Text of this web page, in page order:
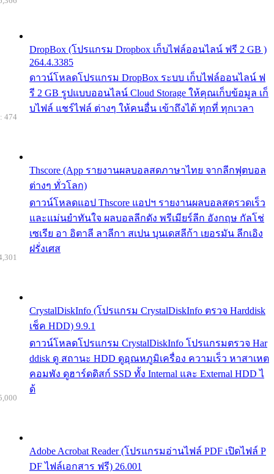
DropBox (โปรแกรม Dropbox เก็บไฟล์ออนไลน์ ฟรี 2 GB )
264.4.3385
ดาวน์โหลดโปรแกรม DropBox ระบบ เก็บไฟล์ออนไลน์ ฟ
รี 2 GB รูปแบบออนไลน์ Cloud Storage ให้คุณเก็บข้อมูล เก็
บไฟล์ แชร์ไฟล์ ต่างๆ ให้คนอื่น เข้าถึงได้ ทุกที่ ทุกเวลา
Thscore (App รายงานผลบอลสดภาษาไทย จากลีกฟุตบอล
ต่างๆ ทั่วโลก)
ดาวน์โหลดแอป Thscore แอปฯ รายงานผลบอลสดรวดเร็ว
และแม่นยำทันใจ ผลบอลลีกดัง พรีเมียร์ลีก อังกฤษ กัลโช่
เซเรีย อา อิตาลี ลาลีกา สเปน บุนเดสลีก้า เยอรมัน ลีกเอิง
ฝรั่งเศส
474
CrystalDiskInfo (โปรแกรม CrystalDiskInfo ตรวจ Harddisk
เช็ค HDD) 9.9.1
ดาวน์โหลดโปรแกรม CrystalDiskInfo โปรแกรมตรวจ Har
ddisk ดู สถานะ HDD ดูอุณหภูมิเครื่อง ความเร็ว หาสาเหต
คอมพัง ดูฮาร์ดดิสก์ SSD ทั้ง Internal และ External HDD ไ
ด้
Adobe Acrobat Reader (โปรแกรมอ่านไฟล์ PDF เปิดไฟล์ P
DF ไฟล์เอกสาร ฟรี) 26.001